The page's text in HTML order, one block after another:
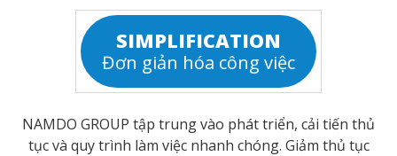
SIMPLIFICATION
Đơn giản hóa công việc
NAMDO GROUP tập trung vào phát triển, cải tiến thủ
tục và quy trình làm việc nhanh chóng. Giảm thủ tục